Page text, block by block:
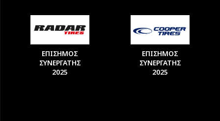
ΕΠΙΣΗΜΟΣ
ΣΥΝΕΡΓΑΤΗΣ
2025
ΕΠΙΣΗΜΟΣ
ΣΥΝΕΡΓΑΤΗΣ
2025